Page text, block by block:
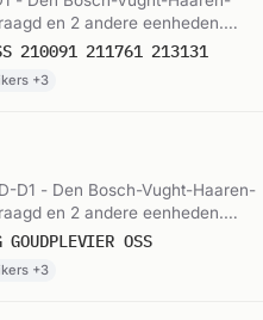
en 2 andere eenheden.
210091 211761 213131
+3
D1 - Den Bosch-Vught-Haaren-
en 2 andere eenheden.
OSS
+3